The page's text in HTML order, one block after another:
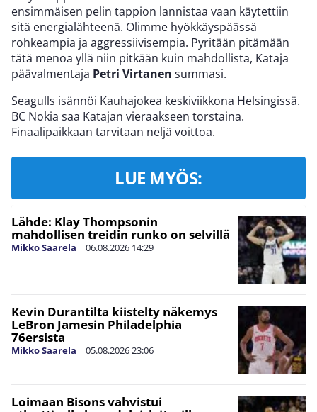
ensimmäisen pelin tappion lannistaa vaan käytettiin
sitä energialähteenä. Olimme hyökkäyspäässä
rohkeampia ja aggressiivisempia. Pyritään pitämään
tätä menoa yllä niin pitkään kuin mahdollista, Kataja
päävalmentaja Petri Virtanen summasi.
Seagulls isännöi Kauhajokea keskiviikkona Helsingissä.
BC Nokia saa Katajan vieraakseen torstaina.
Finaalipaikkaan tarvitaan neljä voittoa.
LUE MYÖS:
Lähde: Klay Thompsonin
mahdollisen treidin runko on selvillä
Mikko Saarela | 06.08.2026 14:29
Kevin Durantilta kiistelty näkemys
LeBron Jamesin Philadelphia
76ersista
Mikko Saarela | 05.08.202623:06
Loimaan Bisons vahvistui